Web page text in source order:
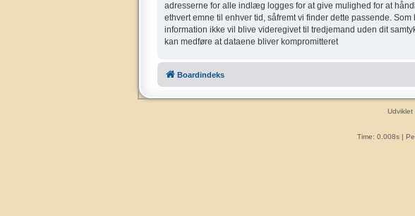
adresserne for alle indlæg logges for at give mulighed for at
ethvert emne til enhver tid, såfremt vi finder dette passende.
information ikke vil blive videregivet til tredjemand uden dit
kan medføre at dataene bliver kompromitteret
Boardindeks
Udviklet
Time: 0.008s|